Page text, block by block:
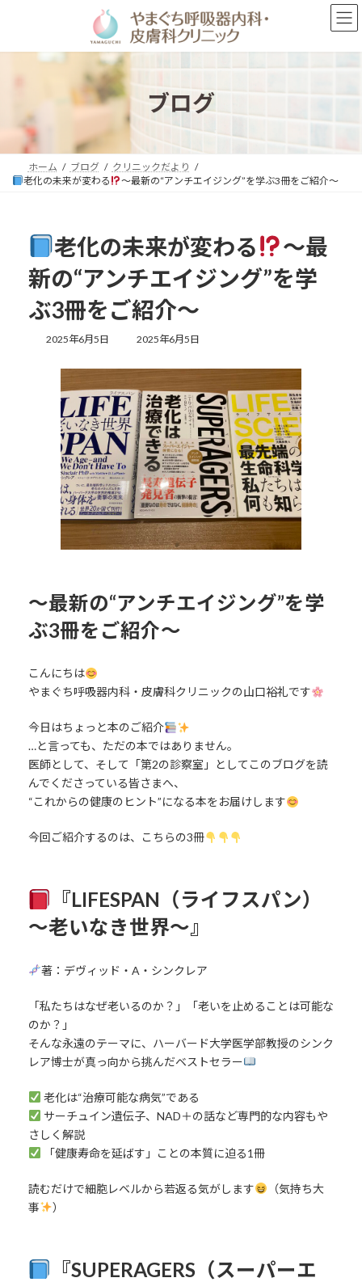
ン
プ
ー
動
ブログ
ホーム ブログ
クリニックだより
老化の未来が変わる
〜最新の“アンチエイジング”を学ぶ3冊をご紹介〜
老化の未来が変わる
〜最
新の“アンチエイジング”を学
ぶ3冊をご紹介〜
2025年6月5日
最
更
日
時
:
2025年6月5日
〜最新の“アンチエイジング”を学
ぶ3冊をご紹介〜
こんにちは
やまぐち呼吸器内科・皮膚科クリニックの山口裕礼です
今日はちょっと本のご紹介
…と言っても、ただの本ではありません。
医師として、そして「第2の診察室」としてこのブログを読
んでくださっている皆さまへ、
“これからの健康のヒント”になる本をお届けします
今回ご紹介するのは、こちらの3冊
『LIFESPAN（ライフスパン）
～老いなき世界～』
著：デヴィッド・A・シンクレア
「私たちはなぜ老いるのか？」「老いを止めることは可能な
のか？」
そんな永遠のテーマに、ハーバード大学医学部教授のシンク
レア博士が真っ向から挑んだベストセラー
老化は“治療可能な病気”である
サーチュイン遺伝子、NAD＋の話など専門的な内容もや
さしく解説
「健康寿命を延ばす」ことの本質に迫る1冊
読むだけで細胞レベルから若返る気がします
（気持ち大
事
）
『SUPERAGERS（スーパーエ